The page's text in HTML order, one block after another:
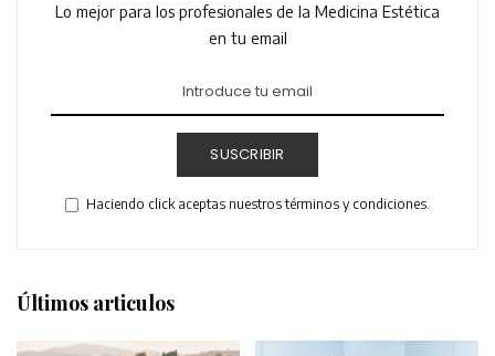
Lo mejor para los profesionales de la Medicina Estética
en tu email
SUSCRIBIR
Haciendo click aceptas nuestros términos y condiciones.
Últimos articulos